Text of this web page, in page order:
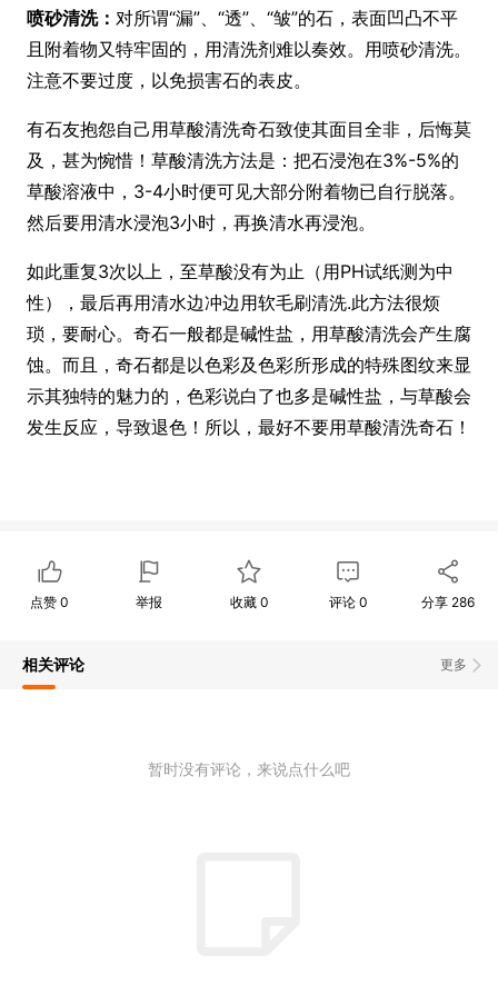
喷砂清洗： 对所谓“漏”、“透”、“皱”的石，表面凹凸不平
且附着物又特牢固的，用清洗剂难以奏效。用喷砂清洗。
注意不要过度，以免损害石的表皮。
有石友抱怨自己用草酸清洗奇石致使其面目全非，后悔莫
及，甚为惋惜！草酸清洗方法是：把石浸泡在3%-5%的
草酸溶液中，3-4小时便可见大部分附着物已自行脱落。
然后要用清水浸泡3小时，再换清水再浸泡。
如此重复3次以上，至草酸没有为止（用PH试纸测为中
性），最后再用清水边冲边用软毛刷清洗.此方法很烦
琐，要耐心。奇石一般都是碱性盐，用草酸清洗会产生腐
蚀。而且，奇石都是以色彩及色彩所形成的特殊图纹来显
示其独特的魅力的，色彩说白了也多是碱性盐，与草酸会
发生反应，导致退色！所以，最好不要用草酸清洗奇石！
点赞0 举报 收藏 0 评论0 分享 286
更多
相关评论
暂时没有评论，来说点什么吧